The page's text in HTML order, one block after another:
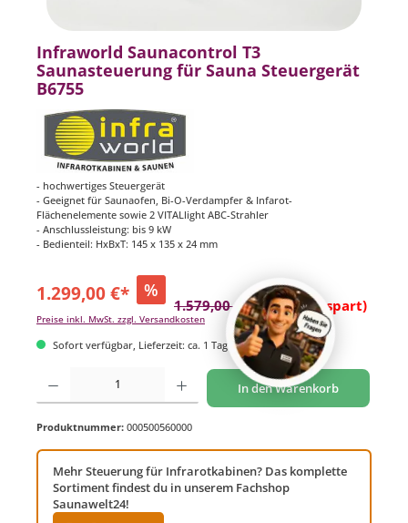
Infraworld Saunacontrol T3
Saunasteuerung für Sauna Steuergerät
B6755
- hochwertiges Steuergerät
- Geeignet für Saunaofen, Bi-O-Verdampfer & Infarot-
Flächenelemente sowie 2 VITALlight ABC-Strahler
- Anschlussleistung: bis 9 kW
- Bedienteil: HxBxT: 145 x 135 x 24 mm
1.299,00 €* %
1.579,00 €* (17.73% gespart)
Preise inkl. MwSt. zzgl. Versandkosten
Sofort verfügbar, Lieferzeit: ca. 1 Tag
Produkt Anzahl: Gib den gewünschten Wert ein oder benutze die Schaltflächen um
In den Warenkorb
Produktnummer: 000500560000
Mehr Steuerung für Infrarotkabinen? Das komplette
Sortiment findest du in unserem Fachshop
Saunawelt24!